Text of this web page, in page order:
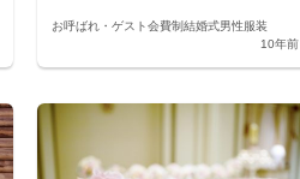
お呼ばれ・ゲスト会費制結婚式男性服装
10年前